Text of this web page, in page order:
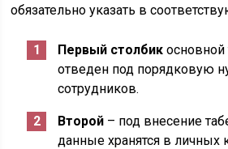
обязательно указать в
Первый столбик
отведен под порядковую
сотрудников.
Второй – под внесение
данные хранятся в личных